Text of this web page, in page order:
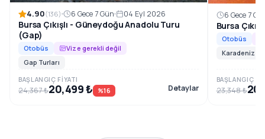
4.90(136) 6 Gece 7 Gün 04 Eyl 2026
Bursa Çıkışlı - Güneydoğu Anadolu Turu
(Gap)
Otobüs
Vize gerekli değil
Gap Turları
BAŞLANGIÇ FIYATI
24,367 ₺20,499 ₺ %16 Detaylar
6 Gece 7
Bursa
Otobüs
Karadeniz
BAŞLANGIÇ
23,348 ₺